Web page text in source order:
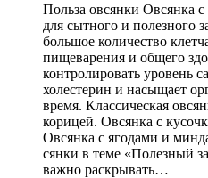
Польза овсянки Овсянка
для сытного и полезного
большое количество
пищеварения и общего
контролировать уровень
холестерин и насыщает
время. Классическая
корицей. Овсянка с
Овсянка с ягодами и
сянки в теме «Полезный
важно раскрывать…